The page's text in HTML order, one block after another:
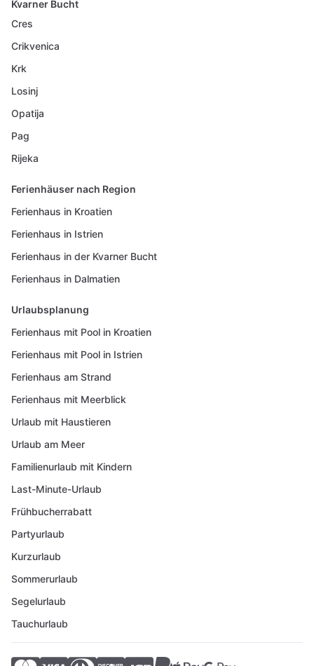
Kvarner Bucht
Cres
Crikvenica
Krk
Losinj
Opatija
Pag
Rijeka
Ferienhäuser nach Region
Ferienhaus in Kroatien
Ferienhaus in Istrien
Ferienhaus in der Kvarner Bucht
Ferienhaus in Dalmatien
Urlaubsplanung
Ferienhaus mit Pool in Kroatien
Ferienhaus mit Pool in Istrien
Ferienhaus am Strand
Ferienhaus mit Meerblick
Urlaub mit Haustieren
Urlaub am Meer
Familienurlaub mit Kindern
Last-Minute-Urlaub
Frühbucherrabatt
Partyurlaub
Kurzurlaub
Sommerurlaub
Segelurlaub
Tauchurlaub